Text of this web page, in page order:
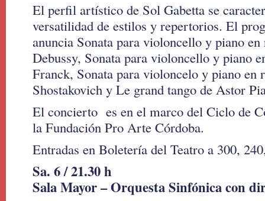
El perfil artístico de Sol Gabetta se
versatilidad de estilos y repertorios. El
anuncia Sonata para violoncello y piano
Debussy, Sonata para violoncello y piano
Franck, Sonata para violoncelo y piano
Shostakovich y Le grand tango de Astor
El concierto es en el marco del Ciclo de
la Fundación Pro Arte Córdoba.
Entradas en Boletería del Teatro a 300,
Sa. 6 / 21.30 h
Sala Mayor – Orquesta Sinfónica con